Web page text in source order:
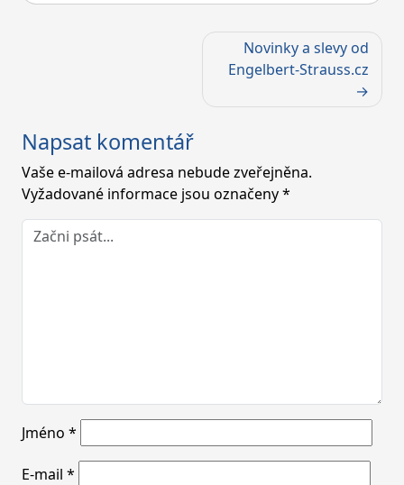
Novinky a slevy od
Engelbert-Strauss.cz
Napsat komentář
Vaše e-mailová adresa nebude zveřejněna.
Vyžadované informace jsou označeny*
Jméno *
E-mail *